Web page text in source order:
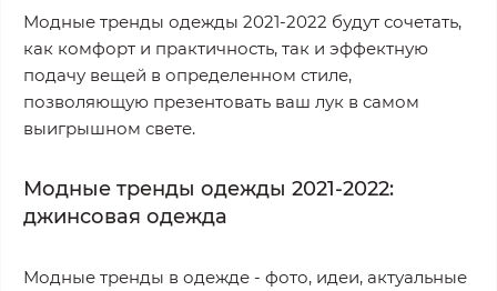
Модные тренды одежды 2021-2022 будут сочетать,
как комфорт и практичность, так и эффектную
подачу вещей в определенном стиле,
позволяющую презентовать ваш лук в самом
выигрышном свете.
Модные тренды одежды 2021-2022:
джинсовая одежда
Модные тренды в одежде - фото, идеи, актуальные